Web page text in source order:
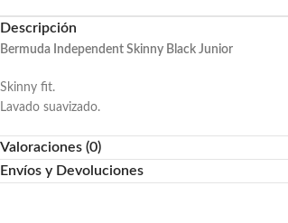
Descripción
Bermuda Independent Skinny Black Junior
Skinny fit.
Lavado suavizado.
Valoraciones (0)
Envíos y Devoluciones